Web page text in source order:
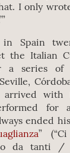
I only
Spain
the Italian
a series of
arrived with
for
ended
”
da tanti /